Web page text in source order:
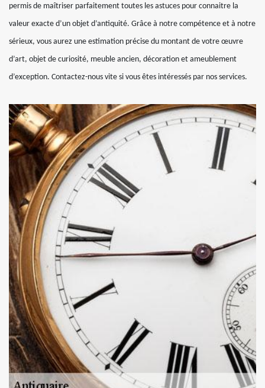
permis de maîtriser parfaitement toutes les astuces pour connaitre la
valeur exacte d’un objet d’antiquité. Grâce à notre compétence et à notre
sérieux, vous aurez une estimation précise du montant de votre œuvre
d’art, objet de curiosité, meuble ancien, décoration et ameublement
d’exception. Contactez-nous vite si vous êtes intéressés par nos services.